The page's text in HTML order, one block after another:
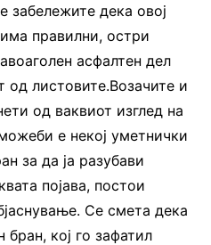
забележите дека овој
правилни, остри
асфалтен дел
од листовите.Возачите и
од ваквиот изглед на
е некој уметнички
за да ја разубави
појава, постои
Се смета дека
бран, кој го зафатил